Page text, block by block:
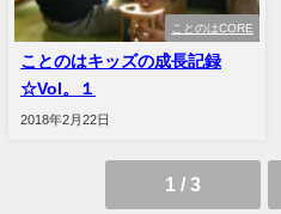
ことのはCORE
ことのはキッズの成長記録
☆Vol。１
2018年2月22日
1 / 3